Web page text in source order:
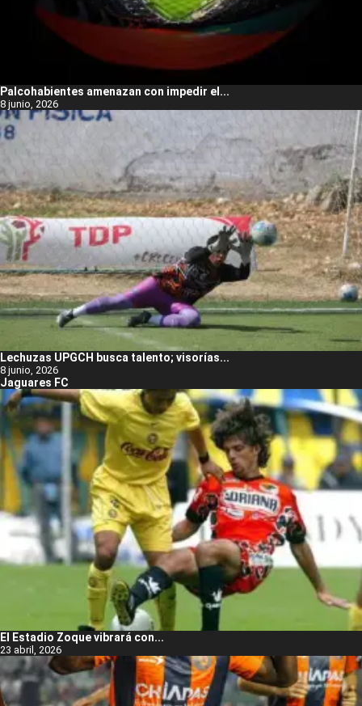
Palcohabientes amenazan con impedir el...
8 junio, 2026
Lechuzas UPGCH busca talento; visorías...
8 junio, 2026
Jaguares FC
El Estadio Zoque vibrará con...
23 abril, 2026